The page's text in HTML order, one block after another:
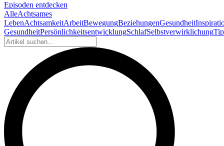
Episoden entdecken
AlleAchtsames
LebenAchtsamkeitArbeitBewegungBeziehungenGesundheit
GesundheitPersönlichkeitsentwicklungSchlafSelbstverwirklichung